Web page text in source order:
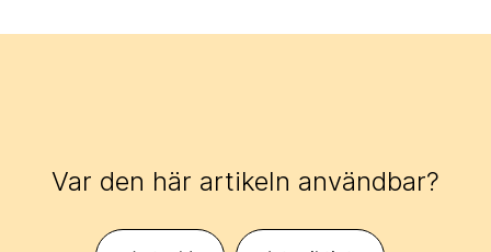
Var den här artikeln användbar?